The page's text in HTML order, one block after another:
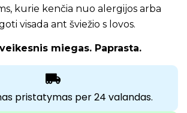
kurie kenčia nuo alergijos arba
visada ant šviežio s lovos.
miegas. Paprasta.
pristatymas per 24 valandas.